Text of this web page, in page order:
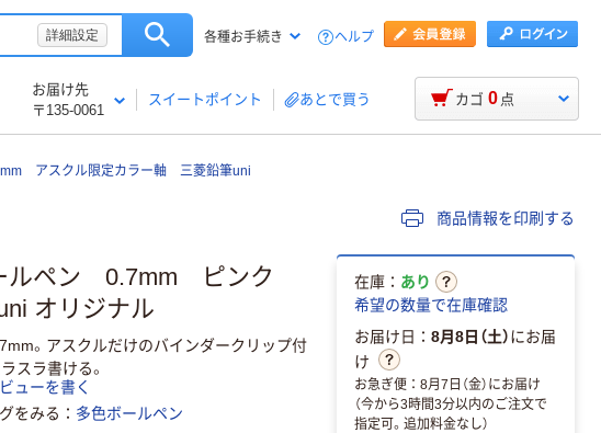
詳細設定 各種お手続き ヘルプ
お届け先
〒135-0061
スイートポイント あとで買う カゴ 0 点
アスクル限定カラー軸 三菱鉛筆uni
商品情報を印刷する
ルペン 0.7mm ピンク
オリジナル
。アスクルだけのバインダークリップ付
スラ書ける。
ューを書く
をみる 多色ボールペン
在庫： あり
希望の数量で在庫確認
お届け日： 8月8日（土）にお届
け
お急ぎ便：8月7日（金）にお届け
（今から3時間3分以内のご注文で
指定可。追加料金なし）